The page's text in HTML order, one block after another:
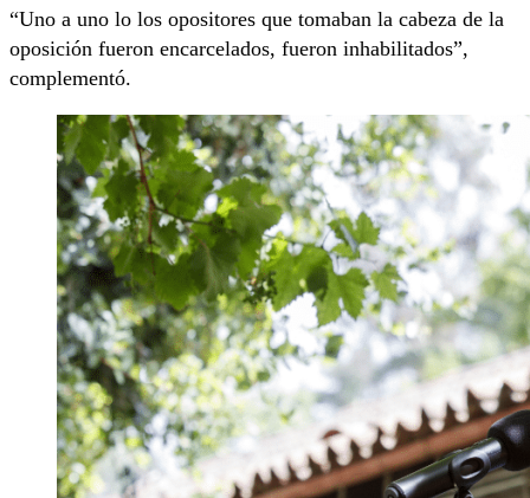
“Uno a uno lo los opositores que tomaban la cabeza de la
oposición fueron encarcelados, fueron inhabilitados”,
complementó.